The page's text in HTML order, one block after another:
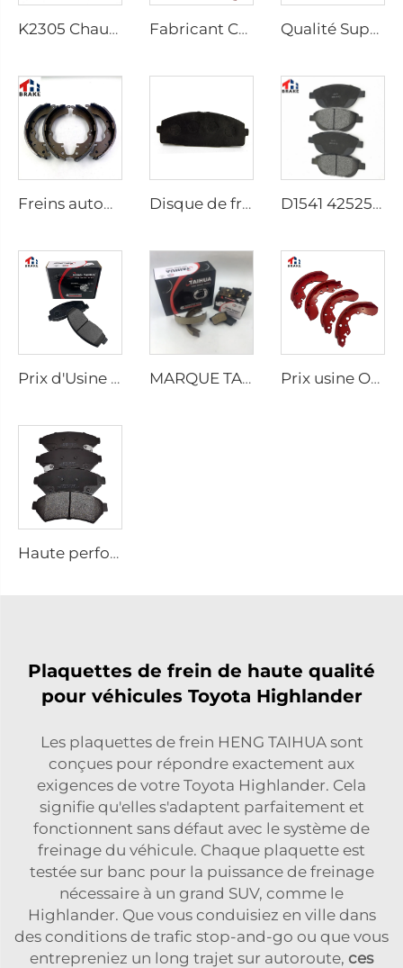
K2305 Chaussées de Frein Arrière pour Voiture Toyota 04495-35151 Fabricant Chinois Système de Frein Auto Chaussée de Frein Auto Voiture Chaussées de Frein Qualité Supérieure Vente en Gros Chaussées de Frein Céramiques pour l'Essieu Arrière pour Pick-up HILUX VI
Freins automatiques pour pick-up HILUX VII OEM 04495-0K010 04495-28090 Disque de frein usine D1434 Kd2605 Convient pour Toyota HIACE IV Bus D1541 425253 Fabrication de pièces de rechange de disques de frein à bas prix pour Peugeot 207 307
Prix d'Usine Pièces Auto Fabricants Plaque Arrière Freins à Disque D2026 pour Voitures Japonaises MARQUE TAIHUA D1354 Fabricant de plaquettes de frein arrière céramiques pour voiture Prix ​​usine OEM personnalisé pour plaquette de frein de camion semi-remorque et chaussée de frein à tambour pour SUZUKI
Haute performance Auto Voiture Céramique Ensemble de plaquettes de frein D1075 pour PONTIAC
Plaquettes de frein de haute qualité
pour véhicules Toyota Highlander
Les plaquettes de frein HENG TAIHUA sont
conçues pour répondre exactement aux
exigences de votre Toyota Highlander. Cela
signifie qu'elles s'adaptent parfaitement et
fonctionnent sans défaut avec le système de
freinage du véhicule. Chaque plaquette est
testée sur banc pour la puissance de freinage
nécessaire à un grand SUV, comme le
Highlander. Que vous conduisiez en ville dans
des conditions de trafic stop-and-go ou que vous
entrepreniez un long trajet sur autoroute, ces